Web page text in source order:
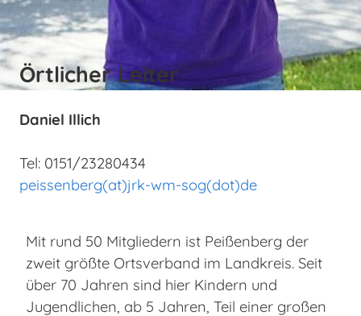
Örtlicher Leiter
Daniel Illich
Tel: 0151/23280434
peissenberg(at)jrk-wm-sog(dot)de
Mit rund 50 Mitgliedern ist Peißenberg der
zweit größte Ortsverband im Landkreis. Seit
über 70 Jahren sind hier Kindern und
Jugendlichen, ab 5 Jahren, Teil einer großen